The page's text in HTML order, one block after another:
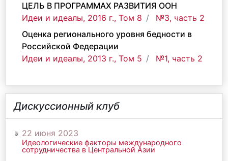
ЦЕЛЬ В ПРОГРАММАХ РАЗВИТИЯ ООН
Идеи и идеалы, 2016 г., Том 8
№3, часть 2
Оценка регионального уровня бедности в
Российской Федерации
Идеи и идеалы, 2013 г., Том 5
№1, часть 2
Дискуссионный клуб
22 июня 2023
Идеологические факторы международного
сотрудничества в Центральной Азии